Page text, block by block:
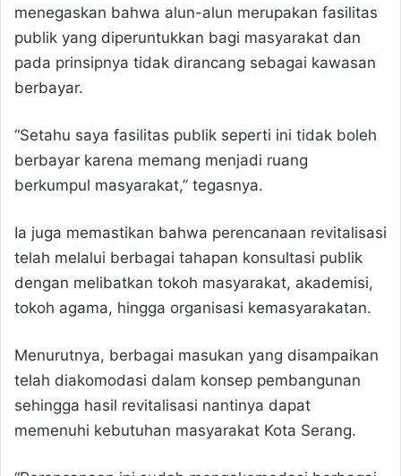
menegaskan bahwa alun-alun merupakan fasilitas
publik yang diperuntukkan bagi masyarakat dan
pada prinsipnya tidak dirancang sebagai kawasan
berbayar.
“Setahu saya fasilitas publik seperti ini tidak boleh
berbayar karena memang menjadi ruang
berkumpul masyarakat,” tegasnya.
Ia juga memastikan bahwa perencanaan revitalisasi
telah melalui berbagai tahapan konsultasi publik
dengan melibatkan tokoh masyarakat, akademisi,
tokoh agama, hingga organisasi kemasyarakatan.
Menurutnya, berbagai masukan yang disampaikan
telah diakomodasi dalam konsep pembangunan
sehingga hasil revitalisasi nantinya dapat
memenuhi kebutuhan masyarakat Kota Serang.